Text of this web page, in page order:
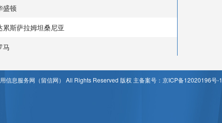
盛顿
累斯萨拉姆坦桑尼亚
马
信息服务网（留信网） All Rights Reserved 版权 主备案号：京ICP备12020196号-1